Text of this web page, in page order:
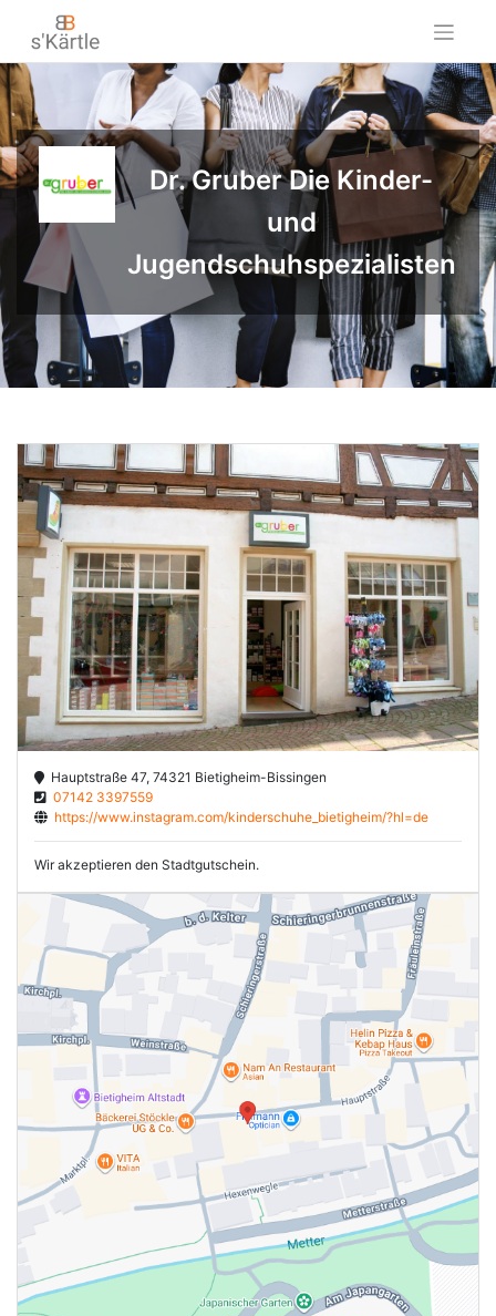
content
Dr. Gruber Die Kinder-
und
Jugendschuhspezialisten
Hauptstraße 47, 74321 Bietigheim-Bissingen
07142 3397559
https://www.instagram.com/kinderschuhe_bietigheim/?hl=de
Wir akzeptieren den Stadtgutschein.